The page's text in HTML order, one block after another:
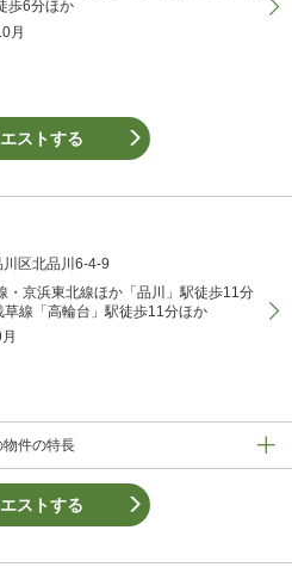
歩6分ほか
月
ストする
物件の特長
区北品川6-4-9
・京浜東北線ほか「品川」駅徒歩11分
草線「高輪台」駅徒歩11分ほか
ストする